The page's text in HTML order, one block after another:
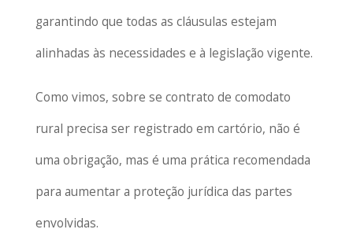
garantindo que todas as cláusulas estejam
alinhadas às necessidades e à legislação vigente.
Como vimos, sobre se contrato de comodato
rural precisa ser registrado em cartório, não é
uma obrigação, mas é uma prática recomendada
para aumentar a proteção jurídica das partes
envolvidas.